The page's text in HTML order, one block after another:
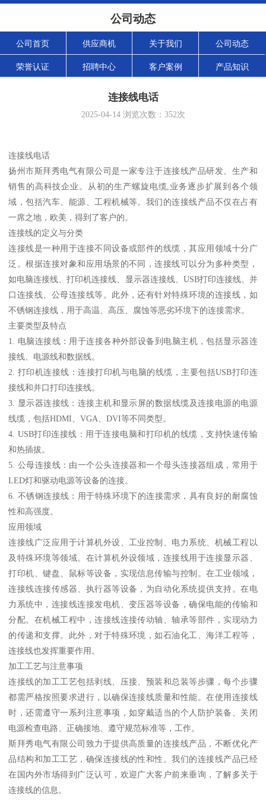
公司动态
公司首页 供应商机 关于我们 公司动态
荣誉认证 招聘中心 客户案例 产品知识
连接线电话
2025-04-14浏览次数： 352次
连接线电话
扬州市斯拜秀电气有限公司是一家专注于连接线产品研发、生产和
销售的高科技企业。从初的生产螺旋电缆,业务逐步扩展到各个领
域，包括汽车、能源、工程机械等。我们的连接线产品不仅在占有
一席之地，欧美，得到了客户的。
连接线的定义与分类
连接线是一种用于连接不同设备或部件的线缆，其应用领域十分广
泛。根据连接对象和应用场景的不同，连接线可以分为多种类型，
如电脑连接线、打印机连接线、显示器连接线、USB打印连接线、并
口连接线、公母连接线等。此外，还有针对特殊环境的连接线，如
不锈钢连接线，用于高温、高压、腐蚀等恶劣环境下的连接需求。
主要类型及特点
1. 电脑连接线：用于连接各种外部设备到电脑主机，包括显示器连
接线、电源线和数据线。
2. 打印机连接线：连接打印机与电脑的线缆，主要包括USB打印连
接线和并口打印连接线。
3. 显示器连接线：连接主机和显示屏的数据线缆及连接电源的电源
线缆，包括HDMI、VGA、DVI等不同类型。
4. USB打印连接线：用于连接电脑和打印机的线缆，支持快速传输
和热插拔。
5. 公母连接线：由一个公头连接器和一个母头连接器组成，常用于
LED灯和驱动电源等设备的连接。
6. 不锈钢连接线：用于特殊环境下的连接需求，具有良好的耐腐蚀
性和高强度。
应用领域
连接线广泛应用于计算机外设、工业控制、电力系统、机械工程以
及特殊环境等领域。在计算机外设领域，连接线用于连接显示器、
打印机、键盘、鼠标等设备，实现信息传输与控制。在工业领域，
连接线连接传感器、执行器等设备，为自动化系统提供支持。在电
力系统中，连接线连接发电机、变压器等设备，确保电能的传输和
分配。在机械工程中，连接线连接传动轴、轴承等部件，实现动力
的传递和支撑。此外，对于特殊环境，如石油化工、海洋工程等，
连接线也发挥重要作用。
加工工艺与注意事项
连接线的加工工艺包括剥线、压接、预装和总装等步骤，每个步骤
都需严格按照要求进行，以确保连接线质量和性能。在使用连接线
时，还需遵守一系列注意事项，如穿戴适当的个人防护装备、关闭
电源检查电路、正确接地、遵守规范标准等，工作。
斯拜秀电气有限公司致力于提供高质量的连接线产品，不断优化产
品结构和加工工艺，确保连接线的性和性。我们的连接线产品已经
在国内外市场得到广泛认可，欢迎广大客户前来垂询，了解多关于
连接线的信息。